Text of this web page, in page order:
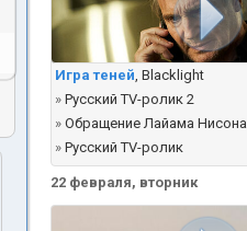
Игра теней, Blacklight
» Русский TV-ролик 2
» Обращение Лайама Нисона
» Русский TV-ролик
22 февраля, вторник